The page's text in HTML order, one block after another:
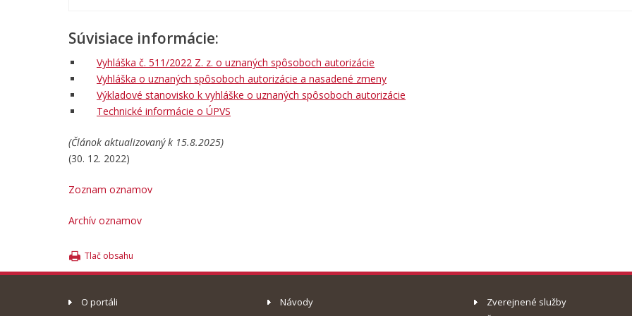
Súvisiace informácie:
Vyhláška č. 511/2022 Z. z. o uznaných spôsoboch autorizácie
Vyhláška o uznaných spôsoboch autorizácie a nasadené zmeny
Výkladové stanovisko k vyhláške o uznaných spôsoboch autorizácie
Technické informácie o ÚPVS
(Článok aktualizovaný k 15.8.2025)
(30. 12. 2022)
Zoznam oznamov
Archív oznamov
Tlač obsahu
O portáli
Návody
Zverejnené služby